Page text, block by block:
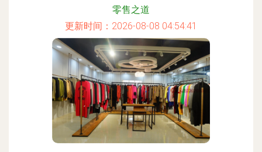
零售之道
更新时间：2026-08-08 04:54:41